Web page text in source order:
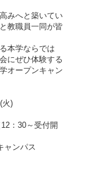
みへと築いてい
教職員一同が皆
本学ならでは
にぜひ体験する
オープンキャン
火)
：30～受付開
ャンパス